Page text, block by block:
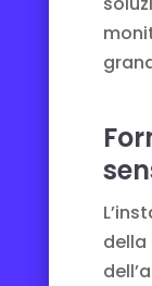
della